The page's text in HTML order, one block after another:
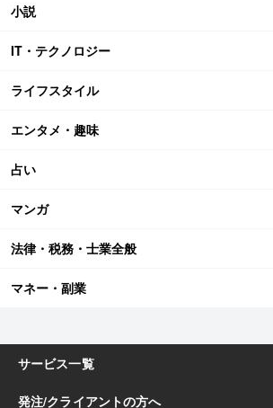
小説
IT・テクノロジー
ライフスタイル
エンタメ・趣味
占い
マンガ
法律・税務・士業全般
マネー・副業